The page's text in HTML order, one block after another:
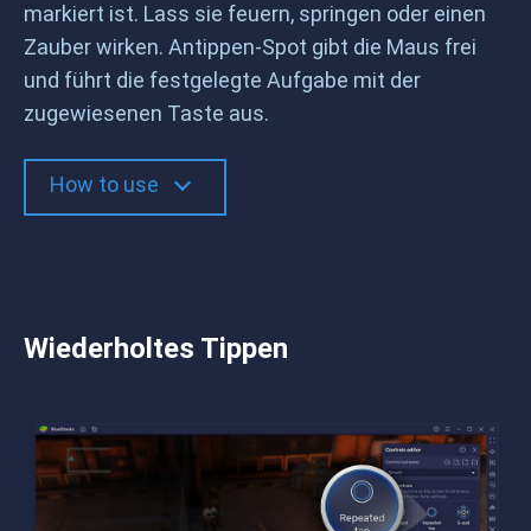
markiert ist. Lass sie feuern, springen oder einen
Zauber wirken. Antippen-Spot gibt die Maus frei
und führt die festgelegte Aufgabe mit der
zugewiesenen Taste aus.
How to use
Wiederholtes Tippen